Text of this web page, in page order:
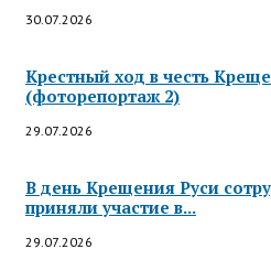
30.07.2026
Крестный ход в честь
(фоторепортаж 2)
29.07.2026
В день Крещения Руси
приняли участие в...
29.07.2026